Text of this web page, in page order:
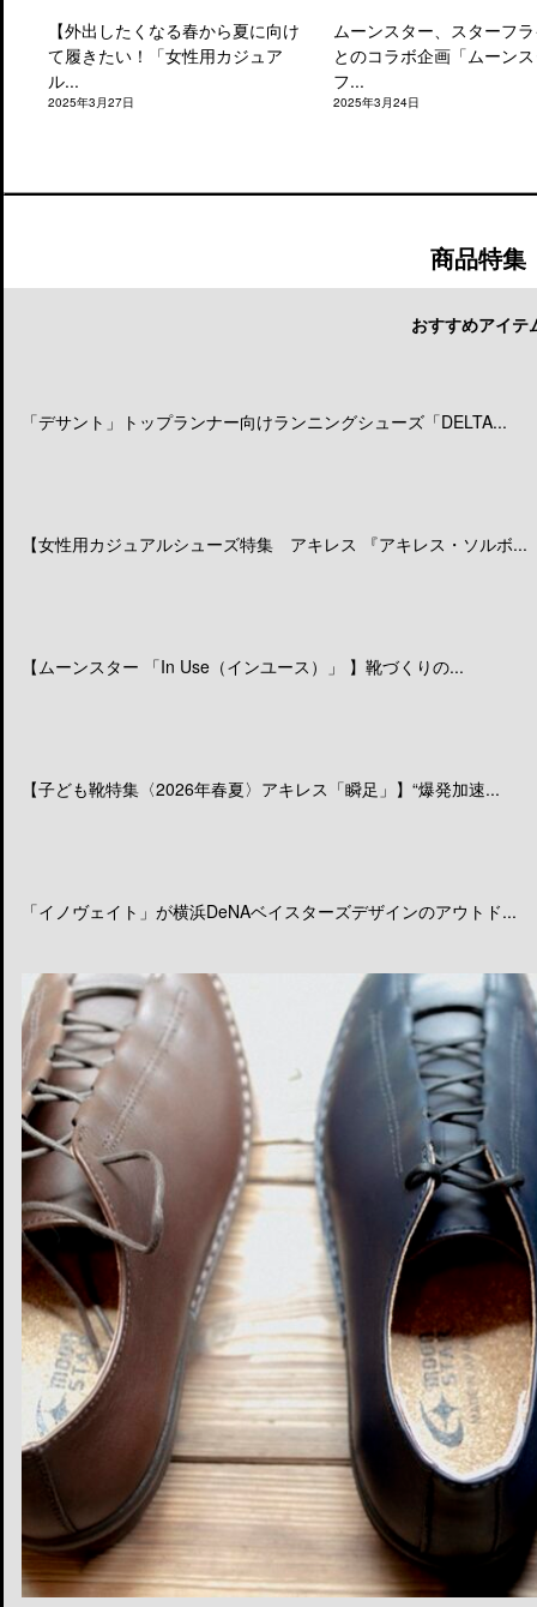
【外出したくなる春から夏に向け
て履きたい！「女性用カジュア
ル...
2025年3月27日
ムーンスター、スターフ
とのコラボ企画「ムーン
フ...
2025年3月24日
商品特集
おすすめアイテ
「デサント」トップランナー向けランニングシューズ「DELTA...
【女性用カジュアルシューズ特集 アキレス 『アキレス・ソルボ...
【ムーンスター 「In Use（インユース）」 】靴づくりの...
【子ども靴特集〈2026年春夏〉アキレス「瞬足」】“爆発加速...
「イノヴェイト」が横浜DeNAベイスターズデザインのアウトド...